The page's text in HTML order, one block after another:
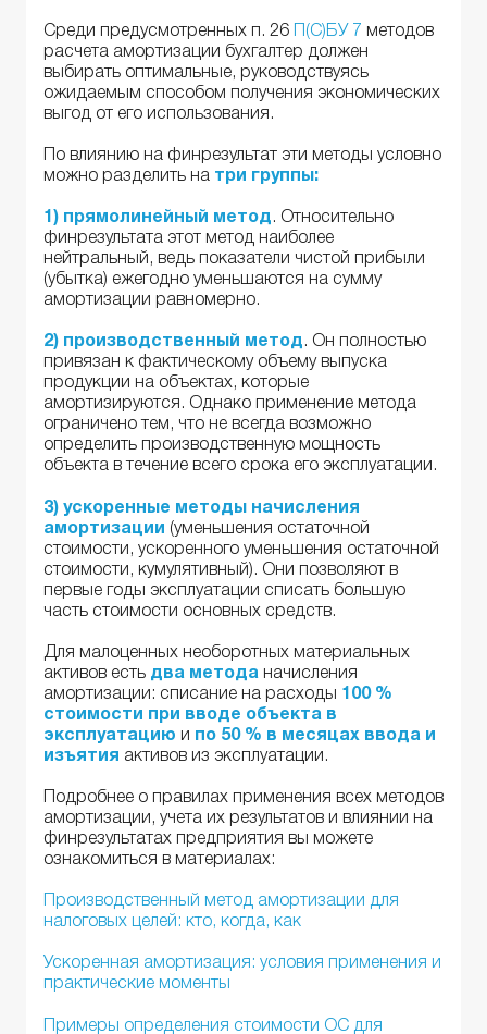
Среди предусмотренных п. 26 П(С)БУ 7 методов
расчета амортизации бухгалтер должен
выбирать оптимальные, руководствуясь
ожидаемым способом получения экономических
выгод от его использования.
По влиянию на финрезультат эти методы условно
можно разделить на три группы:
1) прямолинейный метод . Относительно
финрезультата этот метод наиболее
нейтральный, ведь показатели чистой прибыли
(убытка) ежегодно уменьшаются на сумму
амортизации равномерно.
2) производственный метод . Он полностью
привязан к фактическому объему выпуска
продукции на объектах, которые
амортизируются. Однако применение метода
ограничено тем, что не всегда возможно
определить производственную мощность
объекта в течение всего срока его эксплуатации.
3) ускоренные методы начисления
амортизации (уменьшения остаточной
стоимости, ускоренного уменьшения остаточной
стоимости, кумулятивный). Они позволяют в
первые годы эксплуатации списать большую
часть стоимости основных средств.
Для малоценных необоротных материальных
активов есть два метода начисления
амортизации: списание на расходы 100 %
стоимости при вводе объекта в
эксплуатацию и по 50 % в месяцах ввода и
изъятия активов из эксплуатации.
Подробнее о правилах применения всех методов
амортизации, учета их результатов и влиянии на
финрезультатах предприятия вы можете
ознакомиться в материалах:
Производственный метод амортизации для
налоговых целей: кто, когда, как
Ускоренная амортизация: условия применения и
практические моменты
Примеры определения стоимости ОС для